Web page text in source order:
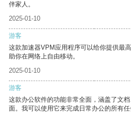
伴家人。
2025-01-10
游客
这款加速器VPM应用程序可以给你提供最
助你在网络上自由移动。
2025-01-10
游客
这款办公软件的功能非常全面，涵盖了文
面。我可以使用它来完成日常办公的所有任